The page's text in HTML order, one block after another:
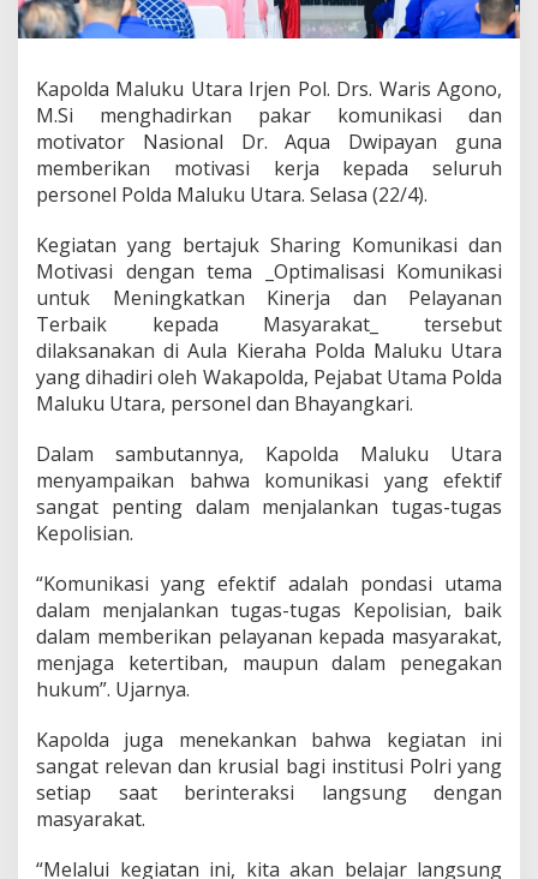
i
k
a
p
l
d
a
a
d
i
r
a
n
P
a
r
k
n
k
s
a
n
M
v
Kapolda Maluku Utara Irjen Pol. Drs. Waris Agono,
M.Si menghadirkan pakar komunikasi dan
motivator Nasional Dr. Aqua Dwipayan guna
memberikan motivasi kerja kepada seluruh
personel Polda Maluku Utara. Selasa (22/4).
Kegiatan yang bertajuk Sharing Komunikasi dan
Motivasi dengan tema _Optimalisasi Komunikasi
untuk Meningkatkan Kinerja dan Pelayanan
Terbaik kepada Masyarakat_ tersebut
dilaksanakan di Aula Kieraha Polda Maluku Utara
yang dihadiri oleh Wakapolda, Pejabat Utama Polda
Maluku Utara, personel dan Bhayangkari.
Dalam sambutannya, Kapolda Maluku Utara
menyampaikan bahwa komunikasi yang efektif
sangat penting dalam menjalankan tugas-tugas
Kepolisian.
“Komunikasi yang efektif adalah pondasi utama
dalam menjalankan tugas-tugas Kepolisian, baik
dalam memberikan pelayanan kepada masyarakat,
menjaga ketertiban, maupun dalam penegakan
hukum”. Ujarnya.
Kapolda juga menekankan bahwa kegiatan ini
sangat relevan dan krusial bagi institusi Polri yang
setiap saat berinteraksi langsung dengan
masyarakat.
“Melalui kegiatan ini, kita akan belajar langsung